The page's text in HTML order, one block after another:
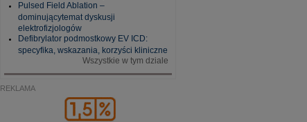
Pulsed Field Ablation –
dominującytemat dyskusji
elektrofizjologów
Defibrylator podmostkowy EV ICD:
specyfika, wskazania, korzyści kliniczne
Wszystkie w tym dziale
REKLAMA